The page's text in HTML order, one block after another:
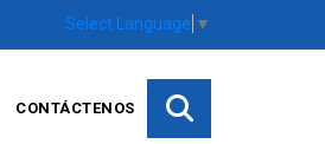
Select Language ▼
CONTÁCTENOS